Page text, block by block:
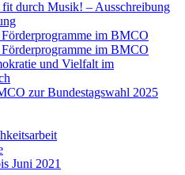
durch Musik! – Ausschreibung
im BMCO
im BMCO
und Vielfalt im
zur Bundestagswahl 2025
Juni 2021